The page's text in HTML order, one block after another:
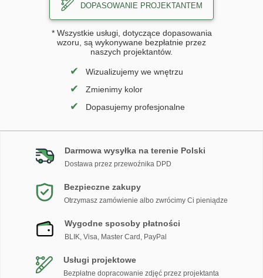
DOPASOWANIE PROJEKTANTEM
* Wszystkie usługi, dotyczące dopasowania
wzoru, są wykonywane bezpłatnie przez
naszych projektantów.
✔ Wizualizujemy we wnętrzu
✔ Zmienimy kolor
✔ Dopasujemy profesjonalne
Darmowa wysyłka na terenie Polski
Dostawa przez przewoźnika DPD
Bezpieczne zakupy
Otrzymasz zamówienie albo zwrócimy Ci pieniądze
Wygodne sposoby płatności
BLIK, Visa, Master Card, PayPal
Usługi projektowe
Bezpłatne dopracowanie zdjęć przez projektanta